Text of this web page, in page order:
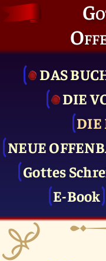
DAS
DIE
DIE
NEUE
Gottes
E-Book